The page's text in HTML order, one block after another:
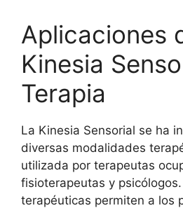
Aplicaciones
Kinesia
Terapia
La Kinesia Sensorial se ha
diversas modalidades
utilizada por terapeutas
fisioterapeutas y
terapéuticas permiten a los